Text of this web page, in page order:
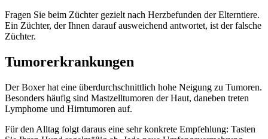
Fragen Sie beim Züchter gezielt nach Herzbefunden der Elterntiere.
Ein Züchter, der Ihnen darauf ausweichend antwortet, ist der falsche
Züchter.
Tumorerkrankungen
Der Boxer hat eine überdurchschnittlich hohe Neigung zu Tumoren.
Besonders häufig sind Mastzelltumoren der Haut, daneben treten
Lymphome und Hirntumoren auf.
Für den Alltag folgt daraus eine sehr konkrete Empfehlung: Tasten